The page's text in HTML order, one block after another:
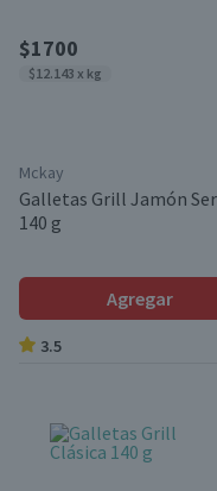
$1700
$12.143 x kg
Mckay
Galletas Grill Jamón
140 g
Agregar
3.5